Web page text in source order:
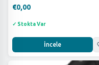
FIYAT ARALIĞI
€0,00
✓ Stokta Var
İncele